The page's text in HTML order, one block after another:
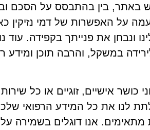
בין בהתבסס על הסכם ובין
על האפשרות של דמי נזיקין
את פנייתך בקפידה. עוד
במשקל, והרבה תוכן ומידע
אישיים, זוגיים או כל
לנו את כל המידע הרפואי
אנו דוגלים בשמירה על